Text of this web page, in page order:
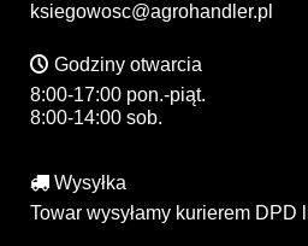
ksiegowosc@agrohandler.pl
Godziny otwarcia
8:00-17:00 pon.-piąt.
8:00-14:00 sob.
Wysyłka
Towar wysyłamy kurierem DPD